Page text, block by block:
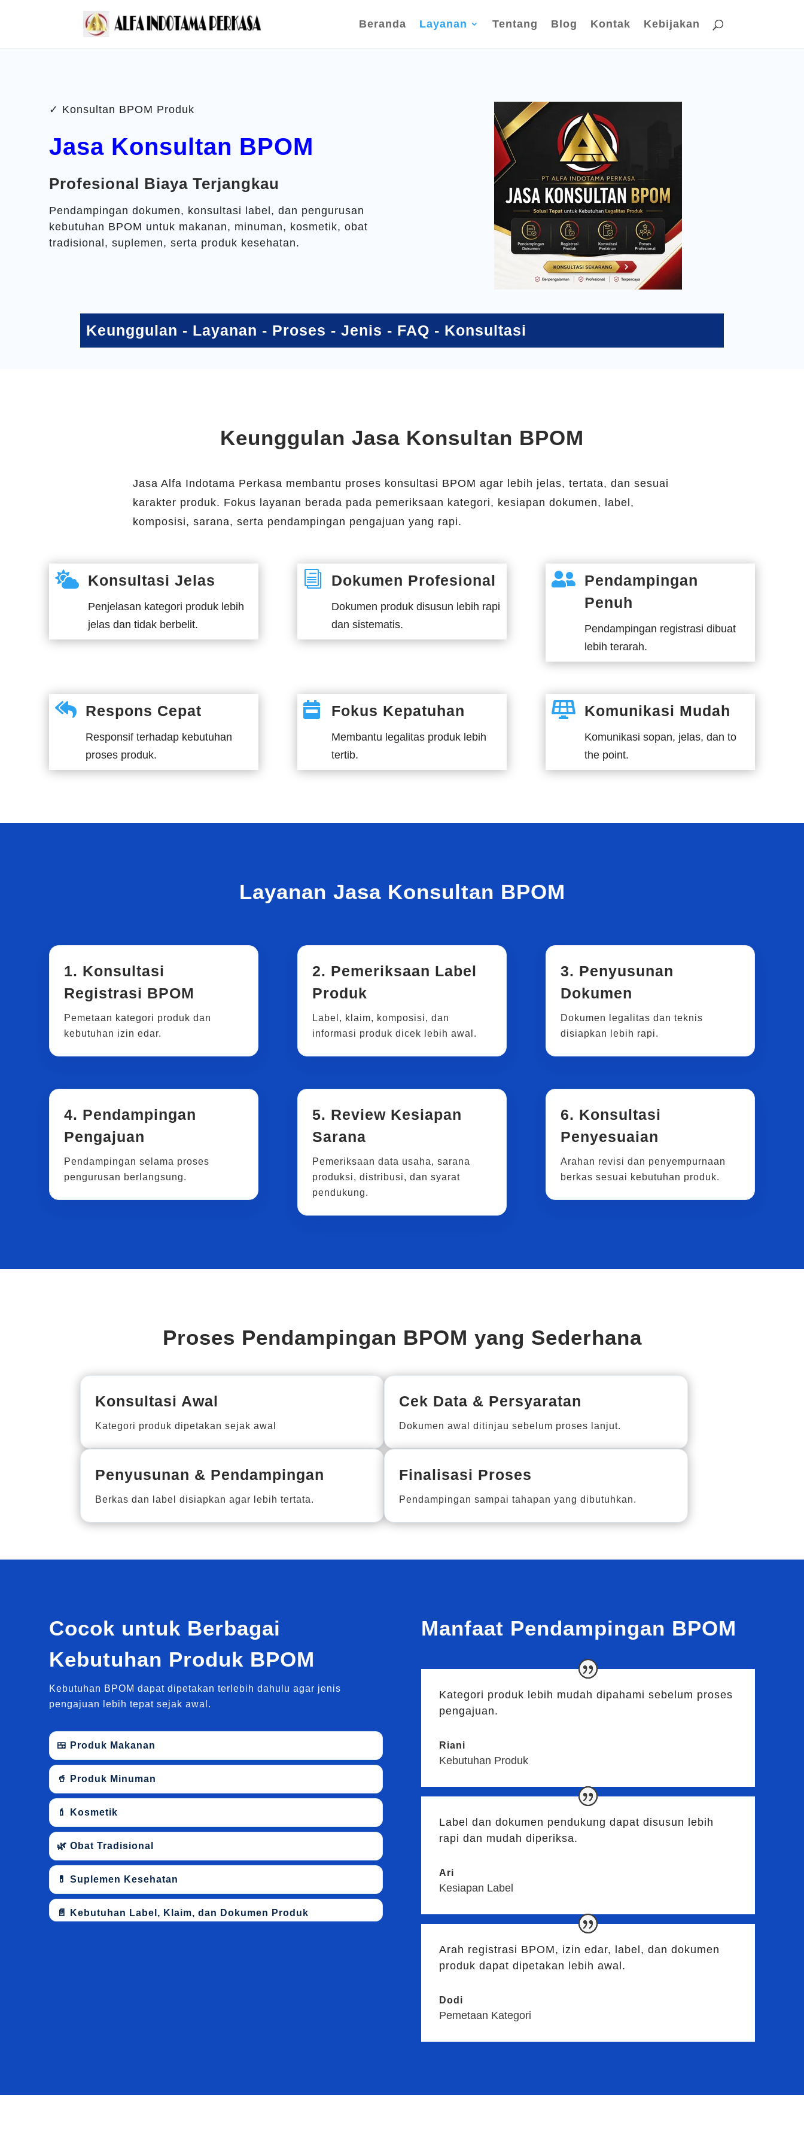
Beranda Layanan Tentang Blog Kontak Kebijakan
✓ Konsultan BPOM Produk
Jasa Konsultan BPOM
Profesional Biaya Terjangkau
Pendampingan dokumen, konsultasi label, dan pengurusan
kebutuhan BPOM untuk makanan, minuman, kosmetik, obat
tradisional, suplemen, serta produk kesehatan.
Keunggulan - Layanan - Proses -Jenis - FAQ - Konsultasi
Keunggulan Jasa Konsultan BPOM
Jasa Alfa Indotama Perkasa membantu proses konsultasi BPOM agar lebih jelas, tertata, dan sesuai
karakter produk. Fokus layanan berada pada pemeriksaan kategori, kesiapan dokumen, label,
komposisi, sarana, serta pendampingan pengajuan yang rapi.
 Konsultasi Jelas
Penjelasan kategori produk lebih
jelas dan tidak berbelit.
i Dokumen Profesional
Dokumen produk disusun lebih rapi
dan sistematis.
 Pendampingan
Penuh
Pendampingan registrasi dibuat
lebih terarah.
 Respons Cepat
Responsif terhadap kebutuhan
proses produk.
 Fokus Kepatuhan
Membantu legalitas produk lebih
tertib.
 Komunikasi Mudah
Komunikasi sopan, jelas, dan to
the point.
Layanan Jasa Konsultan BPOM
1. Konsultasi
Registrasi BPOM
Pemetaan kategori produk dan
kebutuhan izin edar.
2. Pemeriksaan Label
Produk
Label, klaim, komposisi, dan
informasi produk dicek lebih awal.
3. Penyusunan
Dokumen
Dokumen legalitas dan teknis
disiapkan lebih rapi.
4. Pendampingan
Pengajuan
Pendampingan selama proses
pengurusan berlangsung.
5. Review Kesiapan
Sarana
Pemeriksaan data usaha, sarana
produksi, distribusi, dan syarat
pendukung.
6. Konsultasi
Penyesuaian
Arahan revisi dan penyempurnaan
berkas sesuai kebutuhan produk.
Proses Pendampingan BPOM yang Sederhana
Konsultasi Awal
Kategori produk dipetakan sejak awal
Penyusunan & Pendampingan
Berkas dan label disiapkan agar lebih tertata.
Cek Data & Persyaratan
Dokumen awal ditinjau sebelum proses lanjut.
Finalisasi Proses
Pendampingan sampai tahapan yang dibutuhkan.
Cocok untuk Berbagai
Kebutuhan Produk BPOM
Kebutuhan BPOM dapat dipetakan terlebih dahulu agar jenis
pengajuan lebih tepat sejak awal.
🍱 Produk Makanan
🥤 Produk Minuman
💄 Kosmetik
🌿 Obat Tradisional
💊 Suplemen Kesehatan
📄 Kebutuhan Label, Klaim, dan Dokumen Produk
Manfaat Pendampingan BPOM
Kategori produk lebih mudah dipahami sebelum proses
pengajuan.
Riani
Kebutuhan Produk
Label dan dokumen pendukung dapat disusun lebih
rapi dan mudah diperiksa.
Ari
Kesiapan Label
Arah registrasi BPOM, izin edar, label, dan dokumen
produk dapat dipetakan lebih awal.
Dodi
Pemetaan Kategori